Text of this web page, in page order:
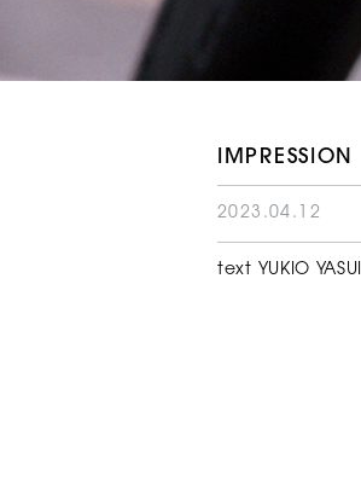
IMPRESSION
2023.04.12
text YUKIO YASUI